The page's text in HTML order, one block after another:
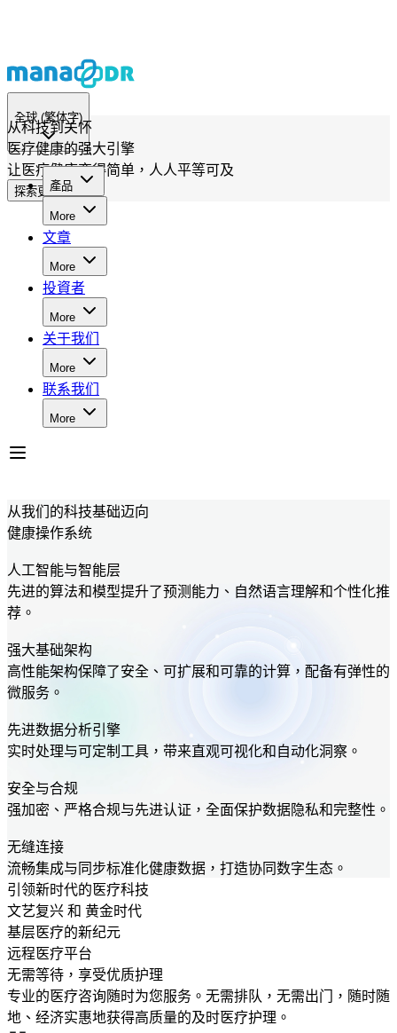
全球 (繁体字)
產品
More
文章
More
投資者
More
关于我们
More
联系我们
More
从科技到关怀
医疗健康的强大引擎
让医疗健康变得简单，人人平等可及
探索更多可能
从我们的科技基础迈向
健康操作系统
人工智能与智能层
先进的算法和模型提升了预测能力、自然语言理解和个性化推
荐。
强大基础架构
高性能架构保障了安全、可扩展和可靠的计算，配备有弹性的
微服务。
先进数据分析引擎
实时处理与可定制工具，带来直观可视化和自动化洞察。
安全与合规
强加密、严格合规与先进认证，全面保护数据隐私和完整性。
无缝连接
流畅集成与同步标准化健康数据，打造协同数字生态。
引领新时代的医疗科技
文艺复兴 和 黄金时代
基层医疗的新纪元
远程医疗平台
无需等待，享受优质护理
专业的医疗咨询随时为您服务。无需排队，无需出门，随时随
地、经济实惠地获得高质量的及时医疗护理。